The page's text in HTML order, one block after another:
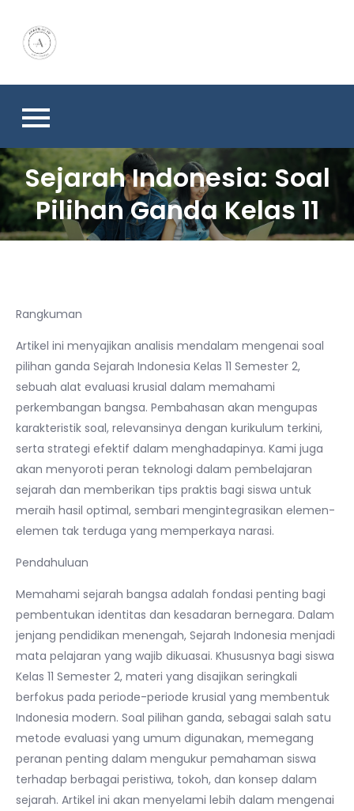
content
Sejarah Indonesia: Soal
Pilihan Ganda Kelas 11
Rangkuman
Artikel ini menyajikan analisis mendalam mengenai soal
pilihan ganda Sejarah Indonesia Kelas 11 Semester 2,
sebuah alat evaluasi krusial dalam memahami
perkembangan bangsa. Pembahasan akan mengupas
karakteristik soal, relevansinya dengan kurikulum terkini,
serta strategi efektif dalam menghadapinya. Kami juga
akan menyoroti peran teknologi dalam pembelajaran
sejarah dan memberikan tips praktis bagi siswa untuk
meraih hasil optimal, sembari mengintegrasikan elemen-
elemen tak terduga yang memperkaya narasi.
Pendahuluan
Memahami sejarah bangsa adalah fondasi penting bagi
pembentukan identitas dan kesadaran bernegara. Dalam
jenjang pendidikan menengah, Sejarah Indonesia menjadi
mata pelajaran yang wajib dikuasai. Khususnya bagi siswa
Kelas 11 Semester 2, materi yang disajikan seringkali
berfokus pada periode-periode krusial yang membentuk
Indonesia modern. Soal pilihan ganda, sebagai salah satu
metode evaluasi yang umum digunakan, memegang
peranan penting dalam mengukur pemahaman siswa
terhadap berbagai peristiwa, tokoh, dan konsep dalam
sejarah. Artikel ini akan menyelami lebih dalam mengenai